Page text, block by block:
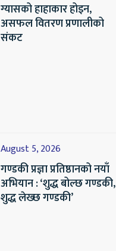
ग्यासको हाहाकार होइन,
असफल वितरण प्रणालीको
संकट
August 5, 2026
गण्डकी प्रज्ञा प्रतिष्ठानको नयाँ
अभियान : ‘शुद्ध बोल्छ गण्डकी,
शुद्ध लेख्छ गण्डकी’